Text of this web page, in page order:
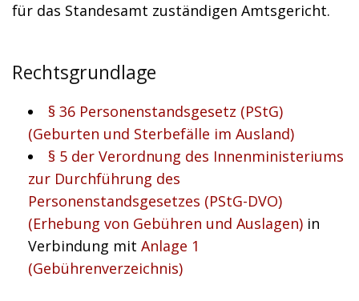
für das Standesamt zuständigen Amtsgericht.
Rechtsgrundlage
§ 36 Personenstandsgesetz (PStG)
(Geburten und Sterbefälle im Ausland)
§ 5 der Verordnung des Innenministeriums
zur Durchführung des
Personenstandsgesetzes (PStG-DVO)
(Erhebung von Gebühren und Auslagen) in
Verbindung mit Anlage 1
(Gebührenverzeichnis)